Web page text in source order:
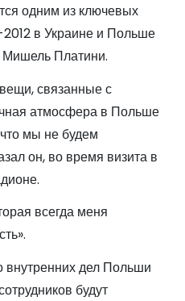
одним из ключевых
в Украине и Польше
Платини.
связанные с
атмосфера в Польше
мы не будем
он, во время визита в
всегда меня
дел Польши
будут